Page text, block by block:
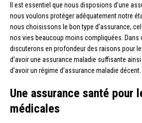
Il est essentiel que nous disposions d’une
nous voulons protéger adéquatement notre
nous choisissons le bon type d’assurance,
nos vies beaucoup moins compliquées. Dans
discuterons en profondeur des raisons pour
d’avoir une assurance maladie suffisante
d’avoir un régime d’assurance maladie décent.
Une assurance santé pour
médicales